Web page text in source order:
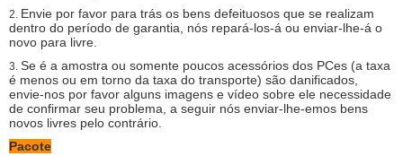
2. Envie por favor para trás os bens defeituosos que se realizam
dentro do período de garantia, nós repará-los-á ou enviar-lhe-á o
novo para livre.
3. Se é a amostra ou somente poucos acessórios dos PCes (a taxa
é menos ou em torno da taxa do transporte) são danificados,
envie-nos por favor alguns imagens e vídeo sobre ele necessidade
de confirmar seu problema, a seguir nós enviar-lhe-emos bens
novos livres pelo contrário.
Pacote